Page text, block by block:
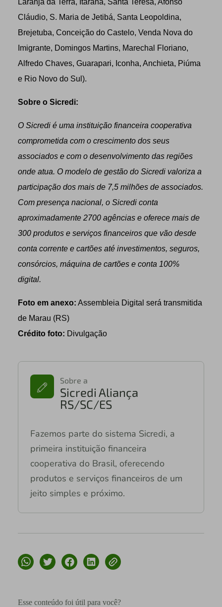
Cláudio, S. Maria de Jetibá, Santa Leopoldina,
Brejetuba, Conceição do Castelo, Venda Nova do
Imigrante, Domingos Martins, Marechal Floriano,
Alfredo Chaves, Guarapari, Iconha, Anchieta, Piúma
e Rio Novo do Sul).
Sobre o Sicredi:
O Sicredi é uma instituição financeira cooperativa
comprometida com o crescimento dos seus
associados e com o desenvolvimento das regiões
onde atua. O modelo de gestão do Sicredi valoriza a
participação dos mais de 7,5 milhões de associados.
Com presença nacional, o Sicredi conta
aproximadamente 2700 agências e oferece mais de
300 produtos e serviços financeiros que vão desde
conta corrente e cartões até investimentos, seguros,
consórcios, máquina de cartões e conta 100%
digital.
Foto em anexo: Assembleia Digital será transmitida
de Marau (RS)
Crédito foto: Divulgação
Sobre a
Sicredi Aliança
RS/SC/ES
Fazemos parte do sistema Sicredi, a
primeira instituição financeira
cooperativa do Brasil, oferecendo
produtos e serviços financeiros de um
jeito simples e próximo.
Esse conteúdo foi útil para você?